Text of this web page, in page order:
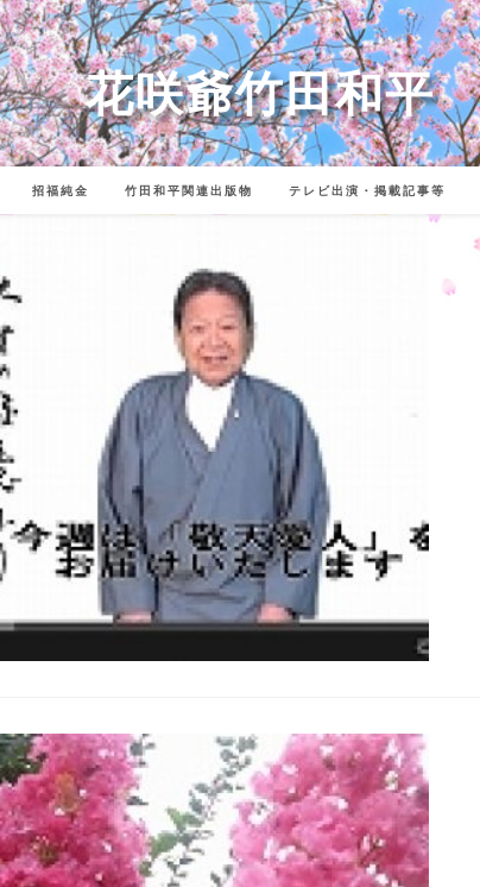
花咲爺竹田和平
招福純金 竹田和平関連出版物 テレビ出演・掲載記事等